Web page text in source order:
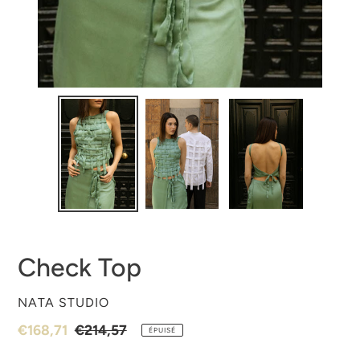
Check Top
DISTRIBUTEUR
NATA STUDIO
Prix
€168,71 Prix
€214,57 ÉPUISÉ